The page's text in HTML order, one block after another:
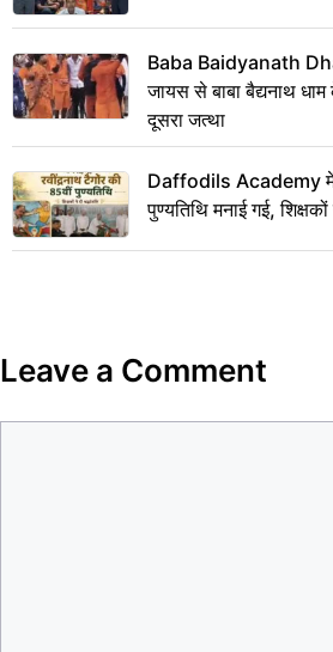
Baba Baidyanath
जायस से बाबा बैद्यनाथ
दूसरा जत्था
Daffodils Academy में
पुण्यतिथि मनाई गई,
Leave a Comment